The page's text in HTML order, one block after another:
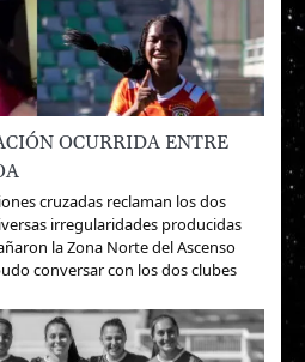
OCURRIDA ENTRE
cruzadas reclaman los dos
irregularidades producidas
la Zona Norte del Ascenso
conversar con los dos clubes